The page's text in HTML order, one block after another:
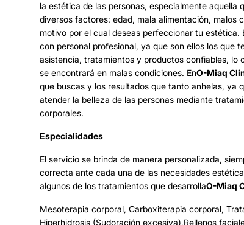
la estética de las personas, especialmente aquella
diversos factores: edad, mala alimentación, malos
motivo por el cual deseas perfeccionar tu estética.
con personal profesional, ya que son ellos los que
asistencia, tratamientos y productos confiables, lo
se encontrará en malas condiciones. EnO-Miaq
que buscas y los resultados que tanto anhelas, ya
atender la belleza de las personas mediante
corporales.
Especialidades
El servicio se brinda de manera personalizada,
correcta ante cada una de las necesidades
algunos de los tratamientos que desarrollaO-Miaq
Mesoterapia corporal, Carboxiterapia corporal,
Hiperhidrosis (Sudoración excesiva),Rellenos